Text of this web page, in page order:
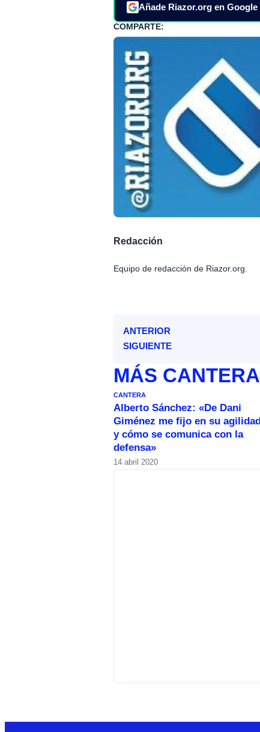
Añade Riazor.org en Google
COMPARTE:
Redacción
Equipo de redacción de Riazor.org.
ANTERIOR
SIGUIENTE
MÁS CANTERA
CANTERA
Alberto Sánchez: «De Dani
Giménez me fijo en su agilidad
y cómo se comunica con la
defensa»
14 abril 2020